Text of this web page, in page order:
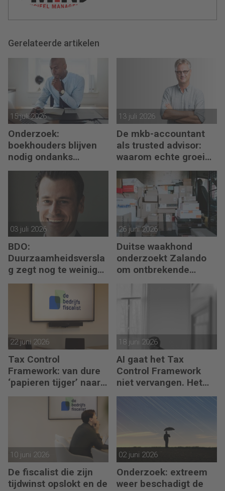
Gerelateerde artikelen
15 juli 2026
Onderzoek:
boekhouders blijven
nodig ondanks
boekhoudsoftware
13 juli 2026
De mkb-accountant
als trusted advisor:
waarom echte groei
begint met reflectie
03 juli 2026
BDO:
Duurzaamheidsversla
g zegt nog te weinig
over waarde en risico’s
26 juni 2026
Duitse waakhond
onderzoekt Zalando
om ontbrekende
transactie in
22 juni 2026
Tax Control
Framework: van dure
‘papieren tijger’ naar
digitaal stuurmiddel
18 juni 2026
AI gaat het Tax
Control Framework
niet vervangen. Het
maakt de fiscalist die
kan doorvragen alleen
10 juni 2026
De fiscalist die zijn
tijdwinst opslokt en de
02 juni 2026
Onderzoek: extreem
weer beschadigt de